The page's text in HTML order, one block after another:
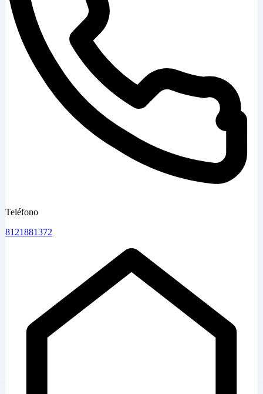
Teléfono
8121881372